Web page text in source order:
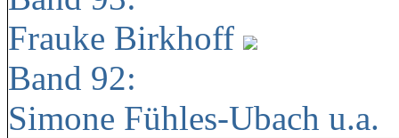
Frauke Birkhoff
Band 92:
Simone Fühles-Ubach u.a.